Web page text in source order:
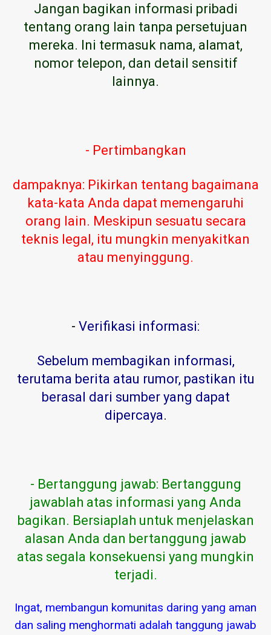
Jangan bagikan informasi pribadi
tentang orang lain tanpa persetujuan
mereka. Ini termasuk nama, alamat,
nomor telepon, dan detail sensitif
lainnya.
- Pertimbangkan
dampaknya: Pikirkan tentang bagaimana
kata-kata Anda dapat memengaruhi
orang lain. Meskipun sesuatu secara
teknis legal, itu mungkin menyakitkan
atau menyinggung.
- Verifikasi informasi:
Sebelum membagikan informasi,
terutama berita atau rumor, pastikan itu
berasal dari sumber yang dapat
dipercaya.
- Bertanggung jawab: Bertanggung
jawablah atas informasi yang Anda
bagikan. Bersiaplah untuk menjelaskan
alasan Anda dan bertanggung jawab
atas segala konsekuensi yang mungkin
terjadi.
Ingat, membangun komunitas daring yang aman
dan saling menghormati adalah tanggung jawab